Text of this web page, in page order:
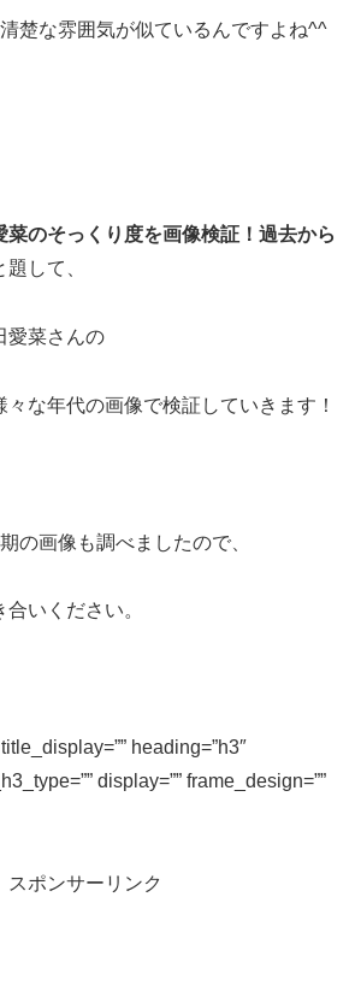
楚な雰囲気が似ているんですよね^^
菜のそっくり度を画像検証！過去から
題して、
愛菜さんの
な年代の画像で検証していきます！
の画像も調べましたので、
いください。
heading=”h3″
display=”” frame_design=””
スポンサーリンク